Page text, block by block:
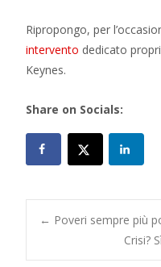
Ripropongo, per
intervento dedicato
Keynes.
Share on Socials:
Post
← Poveri sempre più
Crisi?